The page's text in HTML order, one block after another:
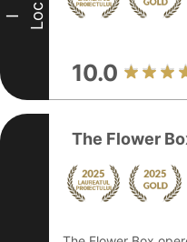
I Loc
10.0
The Flower